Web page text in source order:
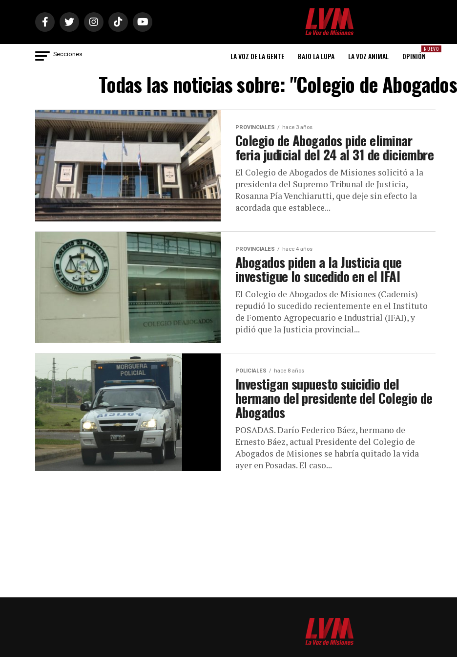
Secciones LA VOZ DE LA GENTE BAJO LA LUPA LA VOZ ANIMAL
NUEVO
OPINIÓN
Todas las noticias sobre: "Colegio de
PROVINCIALES hace 3 años
Colegio de Abogados pide eliminar
feria judicial del 24 al 31 de diciembre
El Colegio de Abogados de Misiones solicitó a la
presidenta del Supremo Tribunal de Justicia,
Rosanna Pía Venchiarutti, que deje sin efecto la
acordada que establece...
PROVINCIALES hace 4 años
Abogados piden a la Justicia que
investigue lo sucedido en el IFAI
El Colegio de Abogados de Misiones (Cademis)
repudió lo sucedido recientemente en el Instituto
de Fomento Agropecuario e Industrial (IFAI), y
pidió que la Justicia provincial...
POLICIALES hace 8 años
Investigan supuesto suicidio del
hermano del presidente del Colegio de
Abogados
POSADAS. Darío Federico Báez, hermano de
Ernesto Báez, actual Presidente del Colegio de
Abogados de Misiones se habría quitado la vida
ayer en Posadas. El caso...